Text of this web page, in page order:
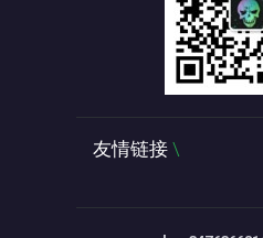
友情链接